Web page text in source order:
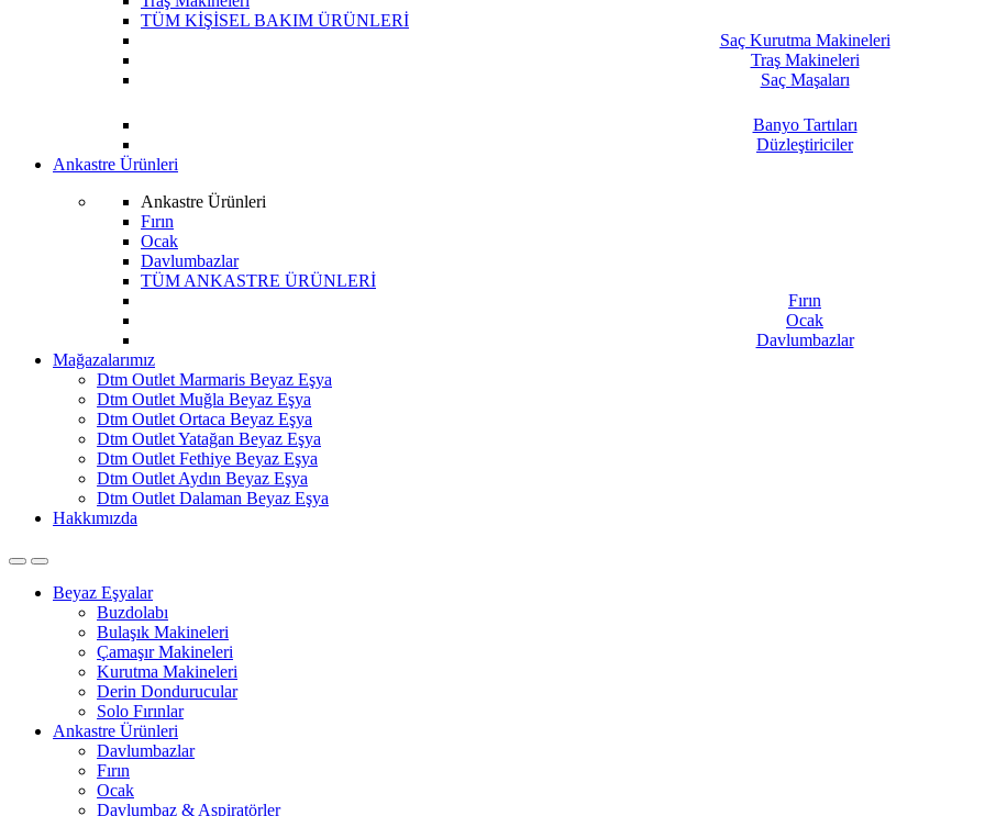
TÜM KİŞİSEL BAKIM ÜRÜNLERİ
Saç Kurutma Makineleri
Traş Makineleri
Saç Maşaları
Banyo Tartıları
Düzleştiriciler
Ankastre Ürünleri
Ankastre Ürünleri
Fırın
Ocak
Davlumbazlar
TÜM ANKASTRE ÜRÜNLERİ
Fırın
Ocak
Davlumbazlar
Mağazalarımız
Dtm Outlet Marmaris Beyaz Eşya
Dtm Outlet Muğla Beyaz Eşya
Dtm Outlet Ortaca Beyaz Eşya
Dtm Outlet Yatağan Beyaz Eşya
Dtm Outlet Fethiye Beyaz Eşya
Dtm Outlet Aydın Beyaz Eşya
Dtm Outlet Dalaman Beyaz Eşya
Hakkımızda
OpenClose
Beyaz Eşyalar
Buzdolabı
Bulaşık Makineleri
Çamaşır Makineleri
Kurutma Makineleri
Derin Dondurucular
Solo Fırınlar
Ankastre Ürünleri
Davlumbazlar
Fırın
Ocak
Davlumbaz & Aspiratörler